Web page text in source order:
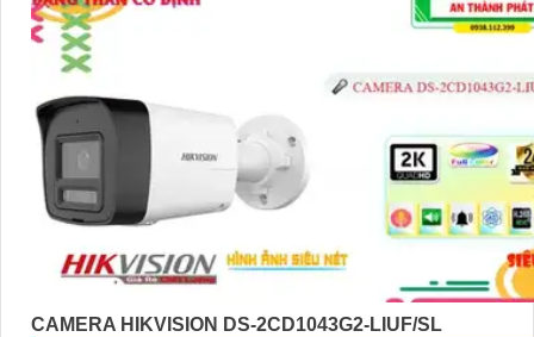
CAMERA HIKVISION DS-2CD1043G2-LIUF/SL